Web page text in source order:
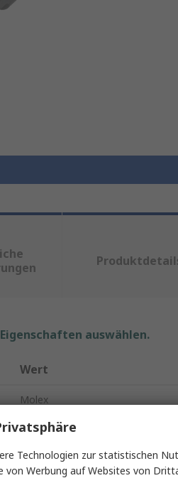
auswählen.
Wert
Molex
Mizu
Platinenstecker-Kabel
Technologien zur statistischen
von Werbung auf Websites von